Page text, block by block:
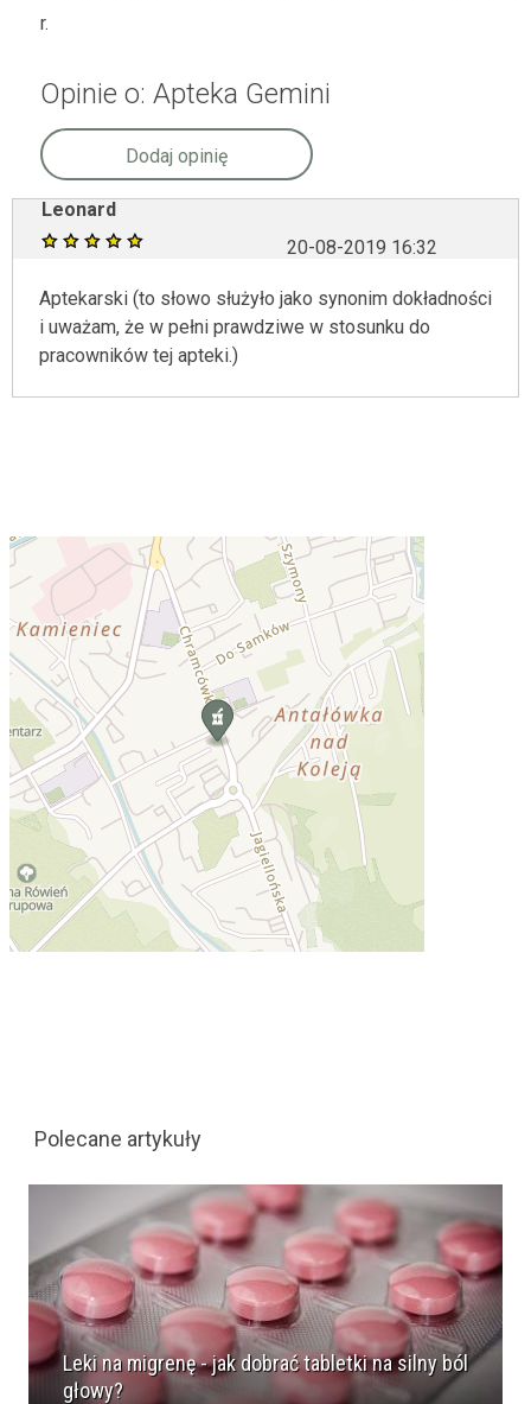
r.
Opinie o: Apteka Gemini
Dodaj opinię
Leonard
20-08-2019 16:32
Aptekarski (to słowo służyło jako synonim dokładności
i uważam, że w pełni prawdziwe w stosunku do
pracowników tej apteki.)
Polecane artykuły
Leki na migrenę - jak dobrać tabletki na silny ból
głowy?